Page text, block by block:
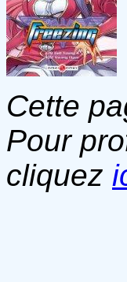
Cette
Pour
cliquez